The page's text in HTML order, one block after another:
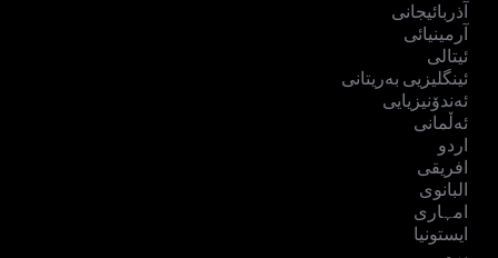
آذربائیجانی
آرمینیائی
ئیتالی
ئینگلیزیی بەریتانی
ئەندۆنیزیایی
ئەڵمانی
اردو
افریقی
البانوی
امہاری
ایستونیا